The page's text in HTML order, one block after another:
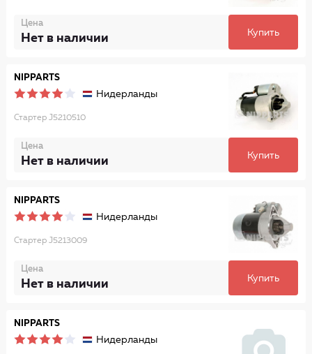
Цена
Нет в наличии Купить
NIPPARTS
Нидерланды
Стартер J5210510
Цена
Нет в наличии Купить
NIPPARTS
Нидерланды
Стартер J5213009
Цена
Нет в наличии Купить
NIPPARTS
Нидерланды